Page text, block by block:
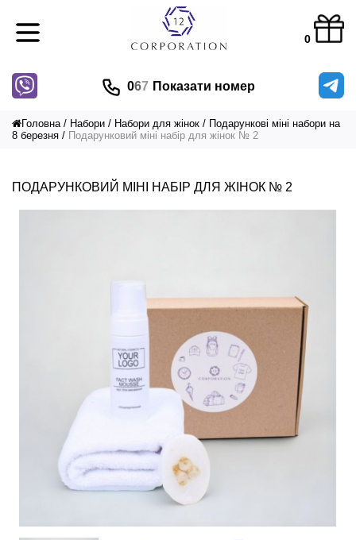
0
067 Показати номер
Головна Набори Набори для жінок
Подарункові міні набори на
8 березня
Подарунковий міні набір для жінок № 2
ПОДАРУНКОВИЙ МІНІ НАБІР ДЛЯ ЖІНОК № 2